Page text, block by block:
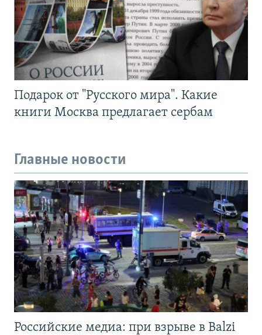
Подарок от "Русского мира". Какие
книги Москва предлагает сербам
Главные новости
Российские медиа: при взрыве в Balzi